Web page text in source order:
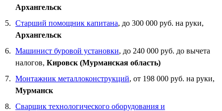
Архангельск
Старший помощник капитана, до 300 000 руб. на руки,
Архангельск
Машинист буровой установки, до 240 000 руб. до вычета
налогов, Кировск (Мурманская область)
Монтажник металлоконструкций, от 198 000 руб. на руки,
Мурманск
Сварщик технологического оборудования и